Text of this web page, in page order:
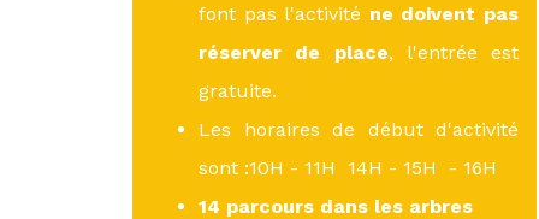
font pas l'activité ne doivent pas
réserver de place, l'entrée est
gratuite.
Les horaires de début d'activité
sont :10H - 11H 14H - 15H - 16H
14 parcours dans les arbres